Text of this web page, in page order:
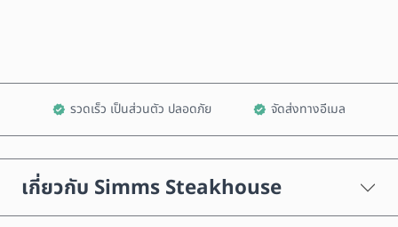
รวดเร็ว เป็นส่วนตัว ปลอดภัย จัดส่งทางอีเมล
เกี่ยวกับ Simms Steakhouse